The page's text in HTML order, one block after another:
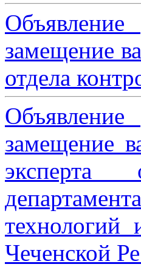
замещение
отдела
замещение
эксперта
технологий
Чеченской